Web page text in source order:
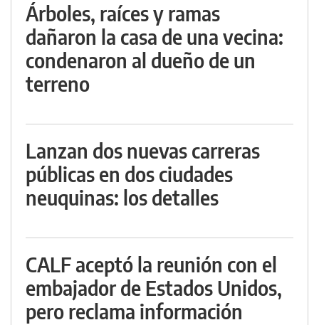
Árboles, raíces y ramas
dañaron la casa de una vecina:
condenaron al dueño de un
terreno
Lanzan dos nuevas carreras
públicas en dos ciudades
neuquinas: los detalles
CALF aceptó la reunión con el
embajador de Estados Unidos,
pero reclama información